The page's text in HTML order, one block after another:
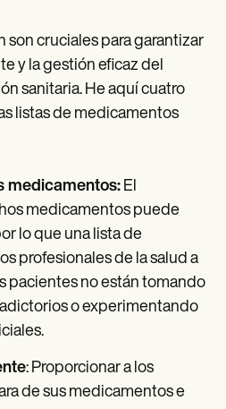
son cruciales para garantizar
y la gestión eficaz del
sanitaria. He aquí cuatro
listas de medicamentos
medicamentos: El
medicamentos puede
lo que una lista de
profesionales de la salud a
pacientes no están tomando
o experimentando
: Proporcionar a los
de sus medicamentos e